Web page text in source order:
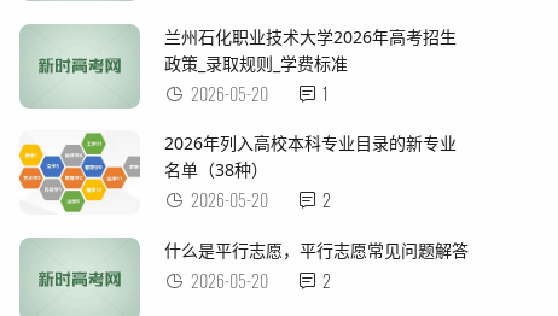
兰州石化职业技术大学2026年高考招生
政策_录取规则_学费标准
2026-05-20 1
2026年列入高校本科专业目录的新专业
名单（38种）
2026-05-20 2
什么是平行志愿，平行志愿常见问题解答
2026-05-20 2